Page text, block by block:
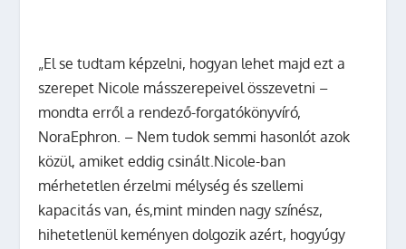
„El se tudtam képzelni, hogyan lehet majd ezt a
szerepet Nicole másszerepeivel összevetni –
mondta erről a rendező-forgatókönyvíró,
NoraEphron. – Nem tudok semmi hasonlót azok
közül, amiket eddig csinált.Nicole-ban
mérhetetlen érzelmi mélység és szellemi
kapacitás van, és,mint minden nagy színész,
hihetetlenül keményen dolgozik azért, hogyúgy